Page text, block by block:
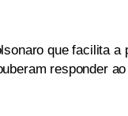
que facilita a
responder